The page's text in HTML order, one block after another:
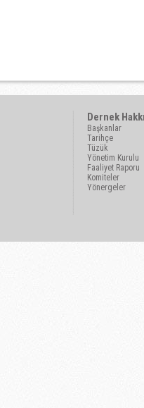
Dernek
Başkanlar
Tarihçe
Tüzük
Yönetim Kurulu
Faaliyet Raporu
Komiteler
Yönergeler